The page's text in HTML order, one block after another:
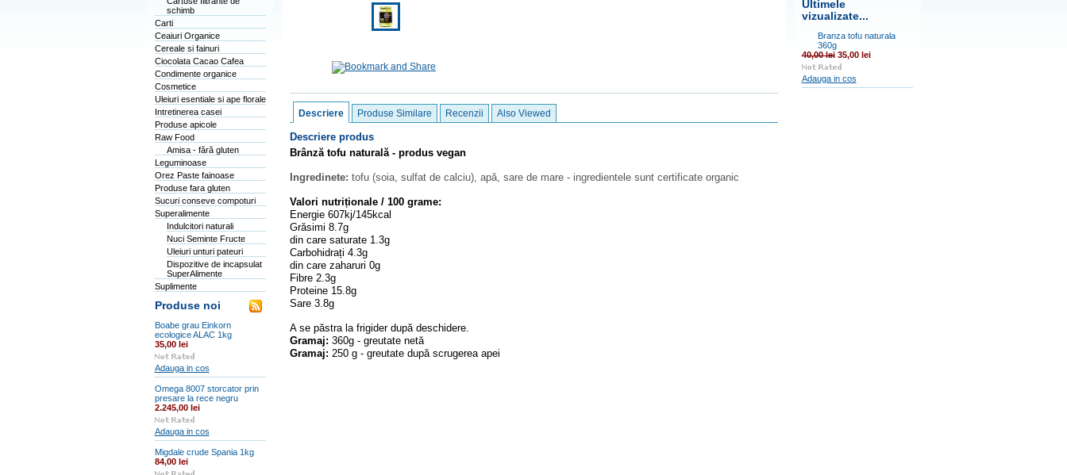
schimb
Carti
Ceaiuri Organice
Cereale si fainuri
Ciocolata Cacao Cafea
Condimente organice
Cosmetice
Uleiuri esentiale si ape florale
Intretinerea casei
Produse apicole
Raw Food
Amisa - fără gluten
Leguminoase
Orez Paste fainoase
Produse fara gluten
Sucuri conseve compoturi
Superalimente
Indulcitori naturali
Nuci Seminte Fructe
Uleiuri unturi pateuri
Dispozitive de incapsulat
SuperAlimente
Suplimente
Produse noi
Boabe grau Einkorn
ecologice ALAC 1kg
35,00 lei
Adauga in cos
Omega 8007 storcator prin
presare la rece negru
2.245,00 lei
Adauga in cos
Migdale crude Spania 1kg
84,00 lei
Descriere Produse Similare Recenzii Also Viewed
Descriere produs
Brânză tofu naturală - produs vegan
Ingredinete: tofu (soia, sulfat de calciu), apă, sare de mare - ingredientele sunt certificate organic
Valori nutriționale / 100 grame:
Energie 607kj/145kcal
Grăsimi 8.7g
din care saturate 1.3g
Carbohidrați 4.3g
din care zaharuri 0g
Fibre 2.3g
Proteine 15.8g
Sare 3.8g
A se păstra la frigider după deschidere.
Gramaj: 360g - greutate netă
Gramaj: 250 g - greutate după scrugerea apei
Ultimele
vizualizate...
Branza tofu naturala
360g
40,00 lei35,00 lei
Adauga in cos